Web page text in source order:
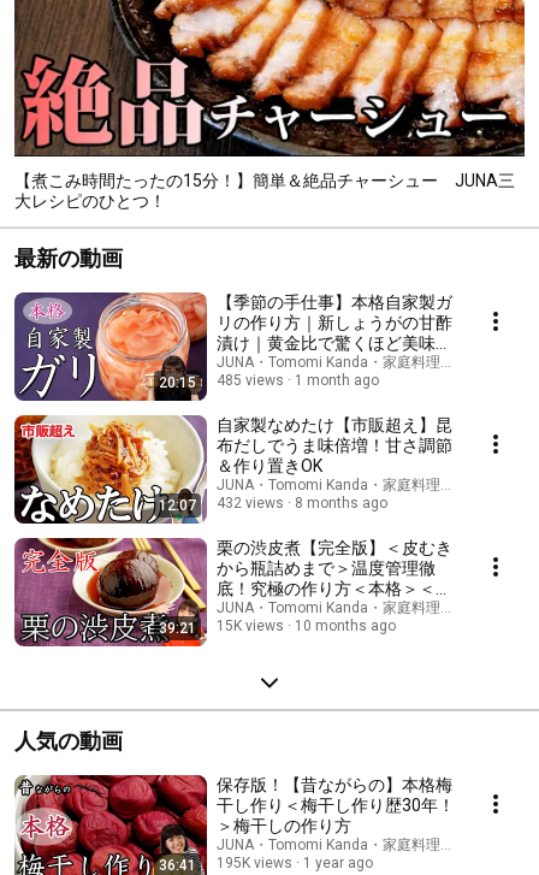
【煮こみ時間たったの15分！】簡単＆絶品チャーシュー JUNA三
大レシピのひとつ！
最新の動画
20:15
【季節の手仕事】本格自家製ガ
リの作り方｜新しょうがの甘酢
漬け｜黄金比で驚くほど美味し
くなる
JUNA・Tomomi Kanda・家庭料理研究家
485 views
1 month ago
12:07
自家製なめたけ【市販超え】昆
布だしでうま味倍増！甘さ調節
＆作り置きOK
JUNA・Tomomi Kanda・家庭料理研究家
432 views
8 months ago
39:21
栗の渋皮煮【完全版】＜皮むき
から瓶詰めまで＞温度管理徹
底！究極の作り方＜本格＞＜丁
寧な暮らし＞
JUNA・Tomomi Kanda・家庭料理研究家
15K views
10 months ago
人気の動画
36:41
保存版！【昔ながらの】本格梅
干し作り＜梅干し作り歴30年！
＞梅干しの作り方
JUNA・Tomomi Kanda・家庭料理研究家
195K views
1 year ago